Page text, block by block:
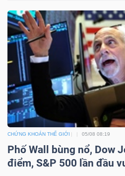
CHỨNG KHOÁN THẾ GIỚI 05/08 08:19
Phố Wall bùng nổ, Dow
điểm, S&P 500 lần đầu
liệu
tài
chính